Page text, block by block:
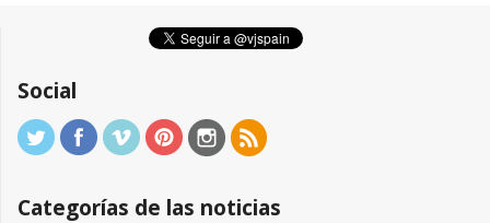
Social
Categorías de las noticias